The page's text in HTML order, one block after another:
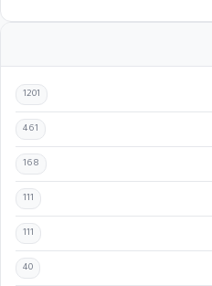
1201
461
168
111
111
40